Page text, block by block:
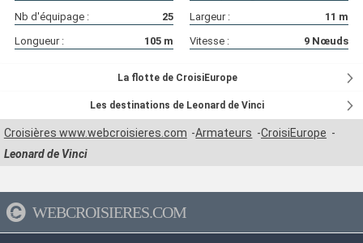
Nb d'équipage :
25 Largeur : 11 m
Longueur :
105 m Vitesse : 9 Nœuds
La flotte de CroisiEurope
Les destinations de Leonard de Vinci
Croisières www.webcroisieres.com Armateurs
CroisiEurope
Leonard de Vinci
WEBCROISIERES.COM